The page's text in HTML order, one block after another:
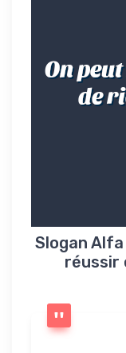
On
de
Slogan
réussir